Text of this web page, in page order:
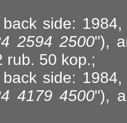
side: 1984,
2594 2500"),
rub. 50 kop.;
side: 1984,
4179 4500"),